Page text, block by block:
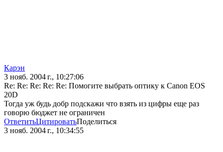
Карэн
3 нояб. 2004 г., 10:27:06
Re: Re: Re: Re: Re: Помогите выбрать оптику к Canon EOS
20D
Тогда уж будь добр подскажи что взять из цифры еще раз
говорю бюджет не ограничен
ОтветитьЦитироватьПоделиться
3 нояб. 2004 г., 10:34:55